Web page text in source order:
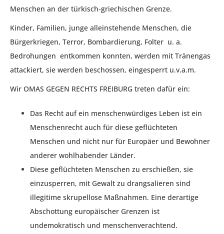
Menschen an der türkisch-griechischen Grenze.
Kinder, Familien, junge alleinstehende Menschen, die
Bürgerkriegen, Terror, Bombardierung, Folter u. a.
Bedrohungen entkommen konnten, werden mit Tränengas
attackiert, sie werden beschossen, eingesperrt u.v.a.m.
Wir OMAS GEGEN RECHTS FREIBURG treten dafür ein:
Das Recht auf ein menschenwürdiges Leben ist ein
Menschenrecht auch für diese geflüchteten
Menschen und nicht nur für Europäer und Bewohner
anderer wohlhabender Länder.
Diese geflüchteten Menschen zu erschießen, sie
einzusperren, mit Gewalt zu drangsalieren sind
illegitime skrupellose Maßnahmen. Eine derartige
Abschottung europäischer Grenzen ist
undemokratisch und menschenverachtend.